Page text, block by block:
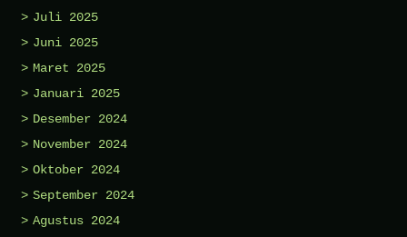
Juli 2025
Juni 2025
Maret 2025
Januari 2025
Desember 2024
November 2024
Oktober 2024
September 2024
Agustus 2024